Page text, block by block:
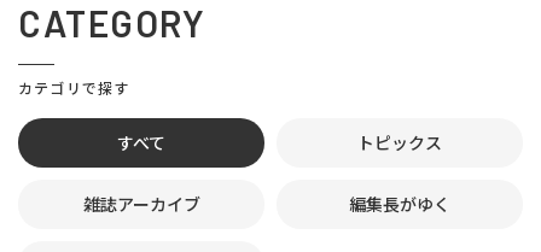
CATEGORY
カテゴリで探す
すべて トピックス
雑誌アーカイブ 編集長がゆく